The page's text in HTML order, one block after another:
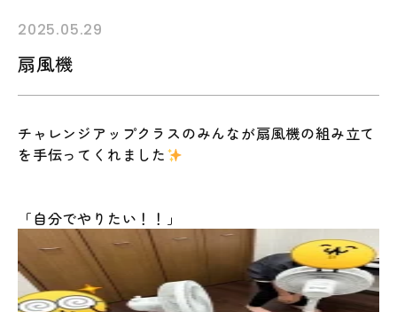
2025.05.29
扇風機
チャレンジアップクラスのみんなが扇風機の組み立て
を手伝ってくれました
「自分でやりたい！！」